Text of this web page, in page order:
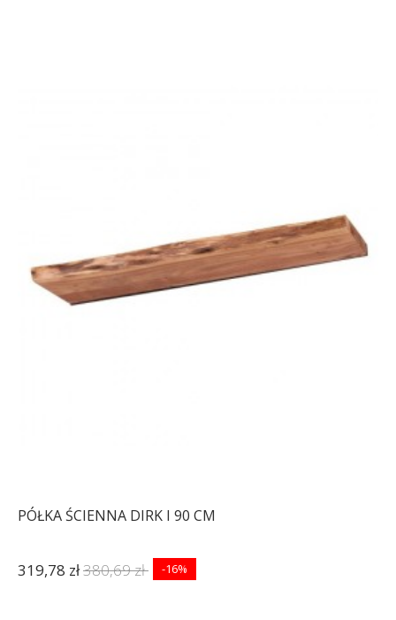
PÓŁKA ŚCIENNA DIRK I 90 CM
319,78 zł380,69 zł -16%